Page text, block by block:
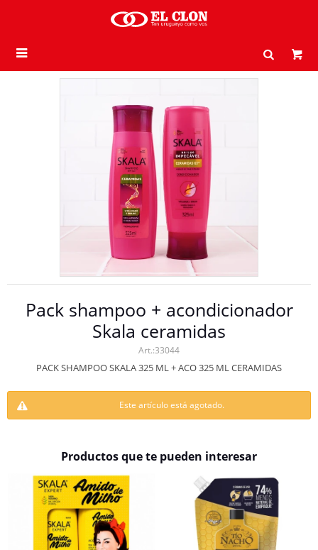

Pack shampoo + acondicionador
Skala ceramidas
33044
PACK SHAMPOO SKALA 325 ML + ACO 325 ML CERAMIDAS
Este artículo está agotado.
Productos que te pueden interesar